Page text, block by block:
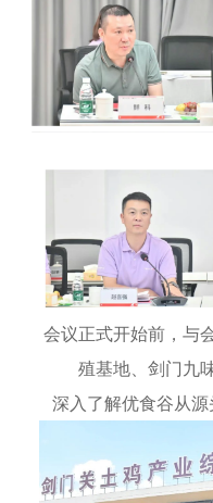
会议正式开始前，与
殖基地、剑门九
深入了解优食谷从源